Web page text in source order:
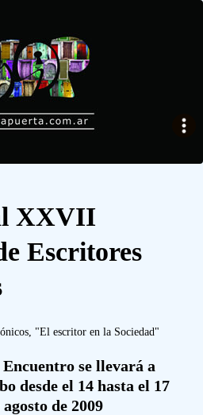
XXVII
Escritores
"El escritor en la Sociedad"
se llevará a
desde el 14 hasta el 17
agosto de 2009